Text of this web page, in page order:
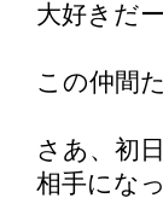
大好きだ
この仲間
さあ、初日
相手にな